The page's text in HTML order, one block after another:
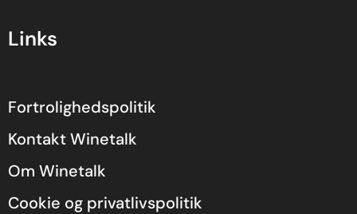
Links
Fortrolighedspolitik
Kontakt Winetalk
Om Winetalk
Cookie og privatlivspolitik